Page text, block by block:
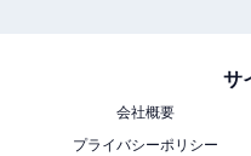
サ
会社概要
プライバシーポリシー